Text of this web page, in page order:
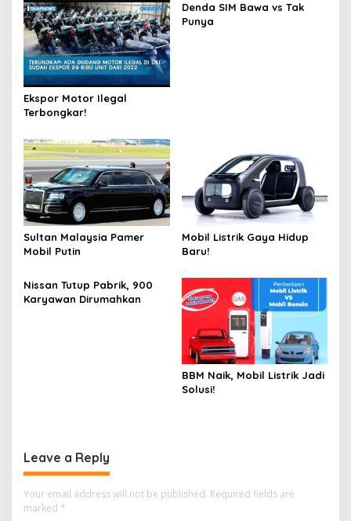
Ekspor Motor Ilegal
Terbongkar!
Denda SIM Bawa vs Tak
Punya
Sultan Malaysia Pamer
Mobil Putin
Mobil Listrik Gaya Hidup
Baru!
Nissan Tutup Pabrik, 900
Karyawan Dirumahkan
BBM Naik, Mobil Listrik Jadi
Solusi!
Leave a Reply
Your email address will not be published. Required fields are
marked *